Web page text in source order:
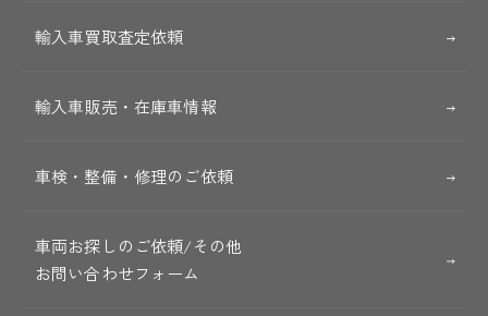
輸入車買取査定依頼
輸入車販売・在庫車情報
車検・整備・修理のご依頼
車両お探しのご依頼/その他
お問い合わせフォーム